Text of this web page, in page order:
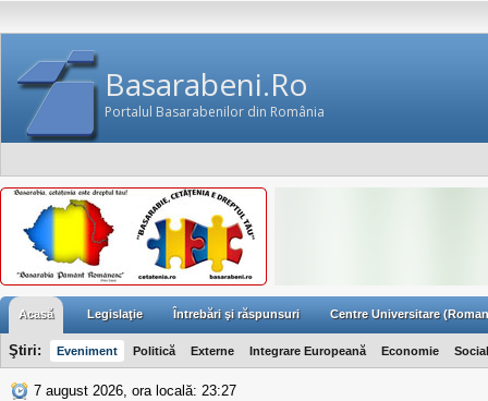
Basarabeni.Ro
Portalul Basarabenilor din România
Acasă Legislaţie Întrebări şi răspunsuri Centre Universitare
Ştiri: Eveniment Politică Externe Integrare Europeană Economie Social
7 august 2026, ora locală: 23:27